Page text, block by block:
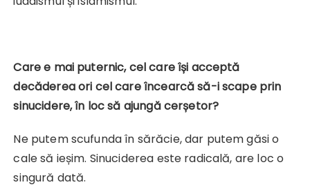
Care e mai puternic, cel care își acceptă
decăderea ori cel care încearcă să-i scape prin
sinucidere, în loc să ajungă cerșetor?
Ne putem scufunda în sărăcie, dar putem găsi o
cale să ieșim. Sinuciderea este radicală, are loc o
singură dată.